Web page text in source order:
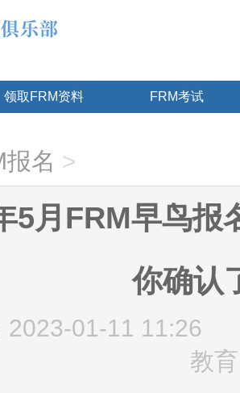
领取FRM资料 FRM考试
报名 >
5月FRM早鸟报
你确认
2023-01-11 11:26
教育